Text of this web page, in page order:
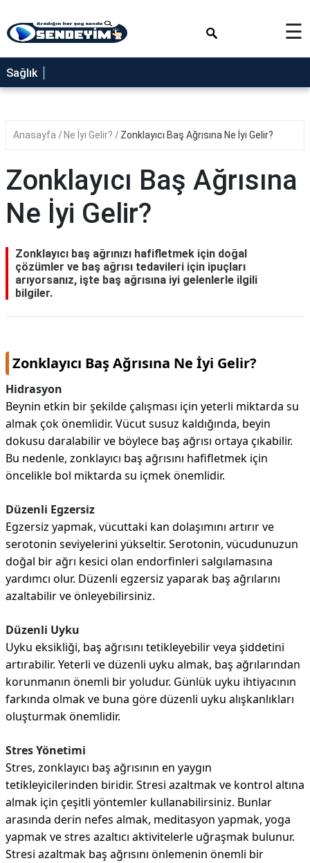
SAĞLIK
NEDİR
YEMEK
RÜYA
TABİRLERİ
GEZİLECEK
BLOG
☰
Sağlık
Anasayfa Ne İyi Gelir? Zonklayıcı Baş Ağrısına Ne İyi Gelir?
Zonklayıcı Baş Ağrısına
Ne İyi Gelir?
Zonklayıcı baş ağrınızı hafifletmek için doğal
çözümler ve baş ağrısı tedavileri için ipuçları
arıyorsanız, işte baş ağrısına iyi gelenlerle ilgili
bilgiler.
Zonklayıcı Baş Ağrısına Ne İyi Gelir?
Hidrasyon
Beynin etkin bir şekilde çalışması için yeterli miktarda su
almak çok önemlidir. Vücut susuz kaldığında, beyin
dokusu daralabilir ve böylece baş ağrısı ortaya çıkabilir.
Bu nedenle, zonklayıcı baş ağrısını hafifletmek için
öncelikle bol miktarda su içmek önemlidir.
Düzenli Egzersiz
Egzersiz yapmak, vücuttaki kan dolaşımını artırır ve
serotonin seviyelerini yükseltir. Serotonin, vücudunuzun
doğal bir ağrı kesici olan endorfinleri salgılamasına
yardımcı olur. Düzenli egzersiz yaparak baş ağrılarını
azaltabilir ve önleyebilirsiniz.
Düzenli Uyku
Uyku eksikliği, baş ağrısını tetikleyebilir veya şiddetini
artırabilir. Yeterli ve düzenli uyku almak, baş ağrılarından
korunmanın önemli bir yoludur. Günlük uyku ihtiyacının
farkında olmak ve buna göre düzenli uyku alışkanlıkları
oluşturmak önemlidir.
Stres Yönetimi
Stres, zonklayıcı baş ağrısının en yaygın
tetikleyicilerinden biridir. Stresi azaltmak ve kontrol altına
almak için çeşitli yöntemler kullanabilirsiniz. Bunlar
arasında derin nefes almak, meditasyon yapmak, yoga
yapmak ve stres azaltıcı aktivitelerle uğraşmak bulunur.
Stresi azaltmak baş ağrısını önlemenin önemli bir